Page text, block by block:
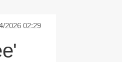
2026 02:29